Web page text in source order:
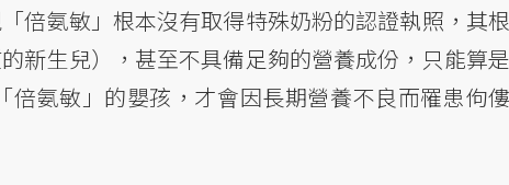
倍氨敏」根本沒有取得特殊奶粉的認證執照，其根
新生兒），甚至不具備足夠的營養成份，只能算是
倍氨敏」的嬰孩，才會因長期營養不良而罹患佝僂